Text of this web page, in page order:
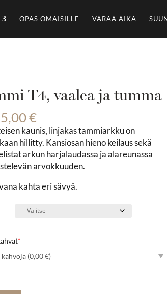
OPAS OMAISILLE VARAA AIKA
T4, vaalea ja tumma
€
kaunis, linjakas tammiarkku on
hillitty. Kansiosan hieno keilaus sekä
arkun harjalaudassa ja alareunassa
arvokkuuden.
kahta eri sävyä.
*